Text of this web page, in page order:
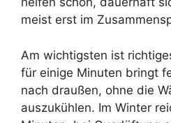
meist erst im
Am wichtigsten ist
für einige Minuten bringt
nach draußen, ohne die
auszukühlen. Im Winter